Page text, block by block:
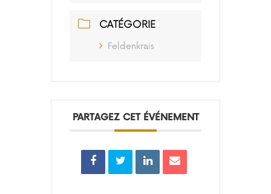
CATÉGORIE
Feldenkrais
PARTAGEZ CET ÉVÉNEMENT